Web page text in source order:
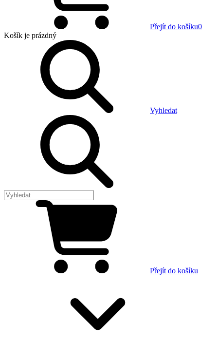
Přejít do košíku0
Košík je prázdný
Vyhledat
Přejít do košíku